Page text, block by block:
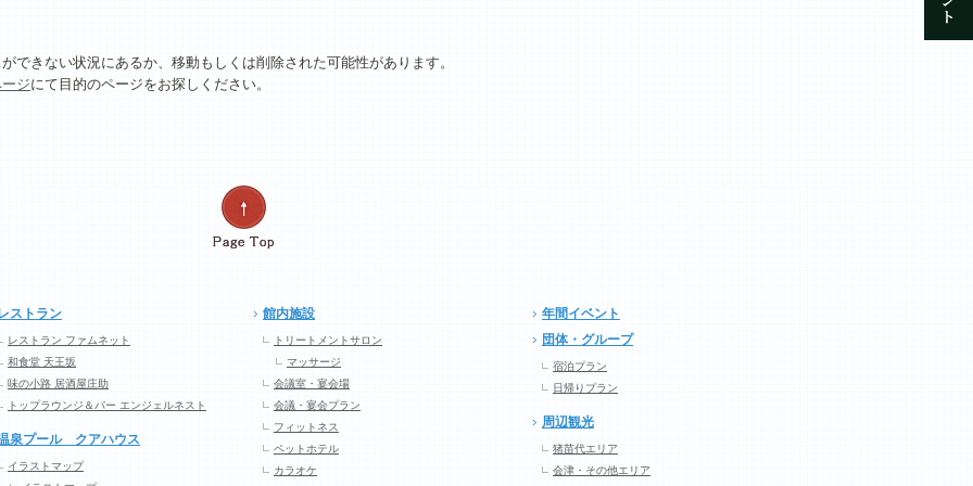
できない状況にあるか、移動もしくは削除された可能性があります。
ジにて目的のページをお探しください。
ストラン
レストラン ファムネット
和食堂 天王坂
味の小路 居酒屋庄助
トップラウンジ＆バー エンジェルネスト
泉プール クアハウス
イラストマップ
館内施設
トリートメントサロン
マッサージ
会議室・宴会場
会議・宴会プラン
フィットネス
ペットホテル
カラオケ
年間イベント
団体・グループ
宿泊プラン
日帰りプラン
周辺観光
猪苗代エリア
会津・その他エリア